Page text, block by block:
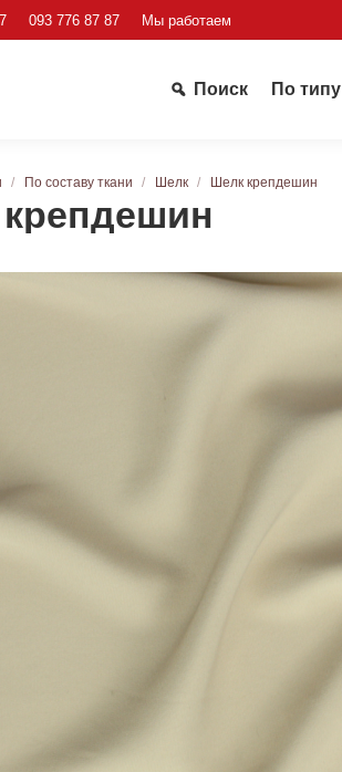
093 776 87 87 Мы работаем
Поиск По типу
По составу ткани Шелк Шелк крепдешин